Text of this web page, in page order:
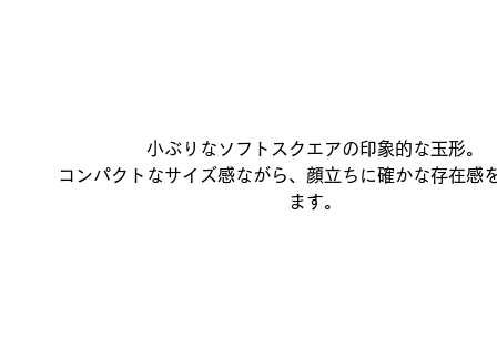
小ぶりなソフトスクエアの印象的な玉形。
コンパクトなサイズ感ながら、顔立ちに確かな存在感
ます。